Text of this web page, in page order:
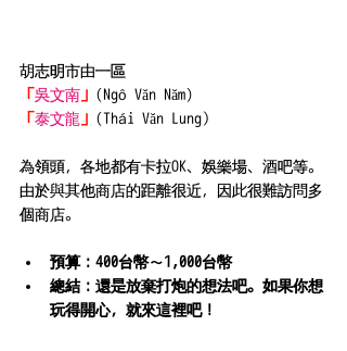
胡志明市由一區
「吳文南 」 (Ngô Văn Năm)
「泰文龍 」 (Thái Văn Lung）
為領頭，各地都有卡拉OK、娛樂場、酒吧等。
由於與其他商店的距離很近，因此很難訪問多
個商店。
預算：400台幣～1,000台幣
總結：還是放棄打炮的想法吧。如果你想
玩得開心，就來這裡吧！